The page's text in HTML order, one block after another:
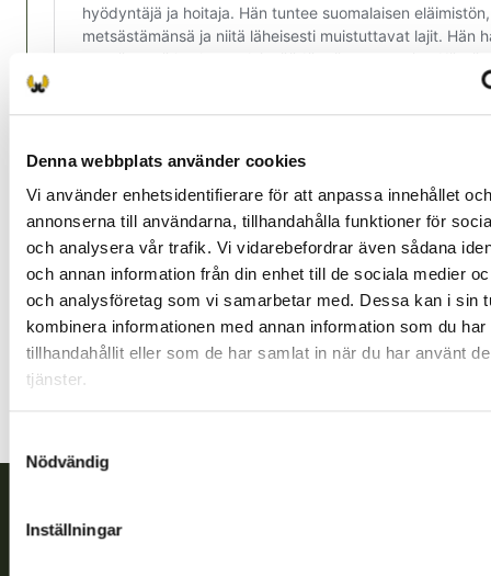
Denna webbplats använder cookies
Vi använder enhetsidentifierare för att anpassa innehållet och
annonserna till användarna, tillhandahålla funktioner för
och analysera vår trafik. Vi vidarebefordrar även sådana
och annan information från din enhet till de sociala medier
och analysföretag som vi samarbetar med. Dessa kan i sin
kombinera informationen med annan information som du har
tillhandahållit eller som de har samlat in när du har använt
tjänster.
Nödvändig
Inställningar
Kuopio jaktvårdsförening
Norra Savolax
0406319552
kuopio@rhy.riista.fi
Finlands viltcentral